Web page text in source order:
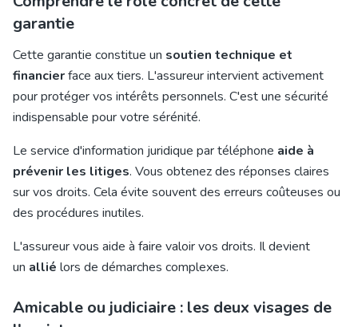
garantie
Cette garantie constitue un soutien technique et
financierface aux tiers. L'assureur intervient activement
pour protéger vos intérêts personnels. C'est une sécurité
indispensable pour votre sérénité.
Le service d'information juridique par téléphone aide à
prévenir les litiges. Vous obtenez des réponses claires
sur vos droits. Cela évite souvent des erreurs coûteuses ou
des procédures inutiles.
L'assureur vous aide à faire valoir vos droits. Il devient
un allié lors de démarches complexes.
Amicable ou judiciaire : les deux visages de